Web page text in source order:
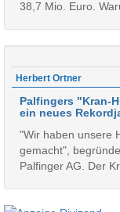
38,7 Mio. Euro.
Herbert Ortner
Palfingers "Kran-
ein neues
"Wir haben unsere
gemacht",
Palfinger AG. Der